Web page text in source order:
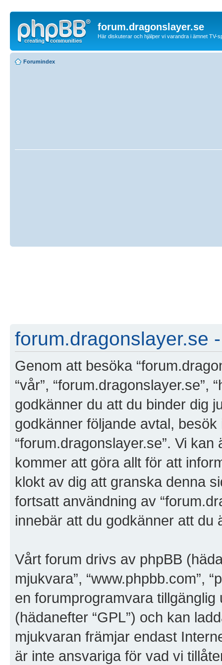
forum.dragonslayer.se
Här diskuterar och hjälper vi varandra i ämnet TV-
Forumindex
forum.dragonslayer.se
Genom att besöka
“vår”, “forum.dragonslayer.se”,
godkänner du att du binder dig
godkänner följande avtal,
“forum.dragonslayer.se”. Vi
kommer att göra allt för att
klokt av dig att granska denna
fortsatt användning av
innebär att du godkänner att du
Vårt forum drivs av phpBB
mjukvara”, “www.phpbb.com”,
en forumprogramvara tillgänglig
(hädanefter “GPL”) och kan
mjukvaran främjar endast
är inte ansvariga för vad vi